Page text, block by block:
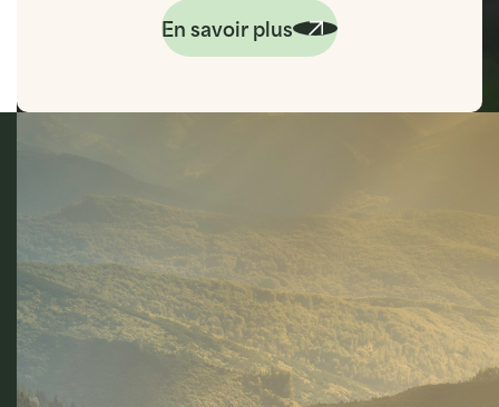
En savoir plus
100%
Partenariats locaux
Nos voyageurs mettent en avant la connexion,
l’authenticité et l’attention personnalisée.